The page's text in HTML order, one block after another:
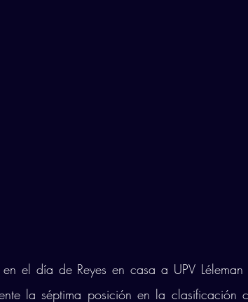
el día de Reyes en casa a UPV Léleman
la séptima posición en la clasificación